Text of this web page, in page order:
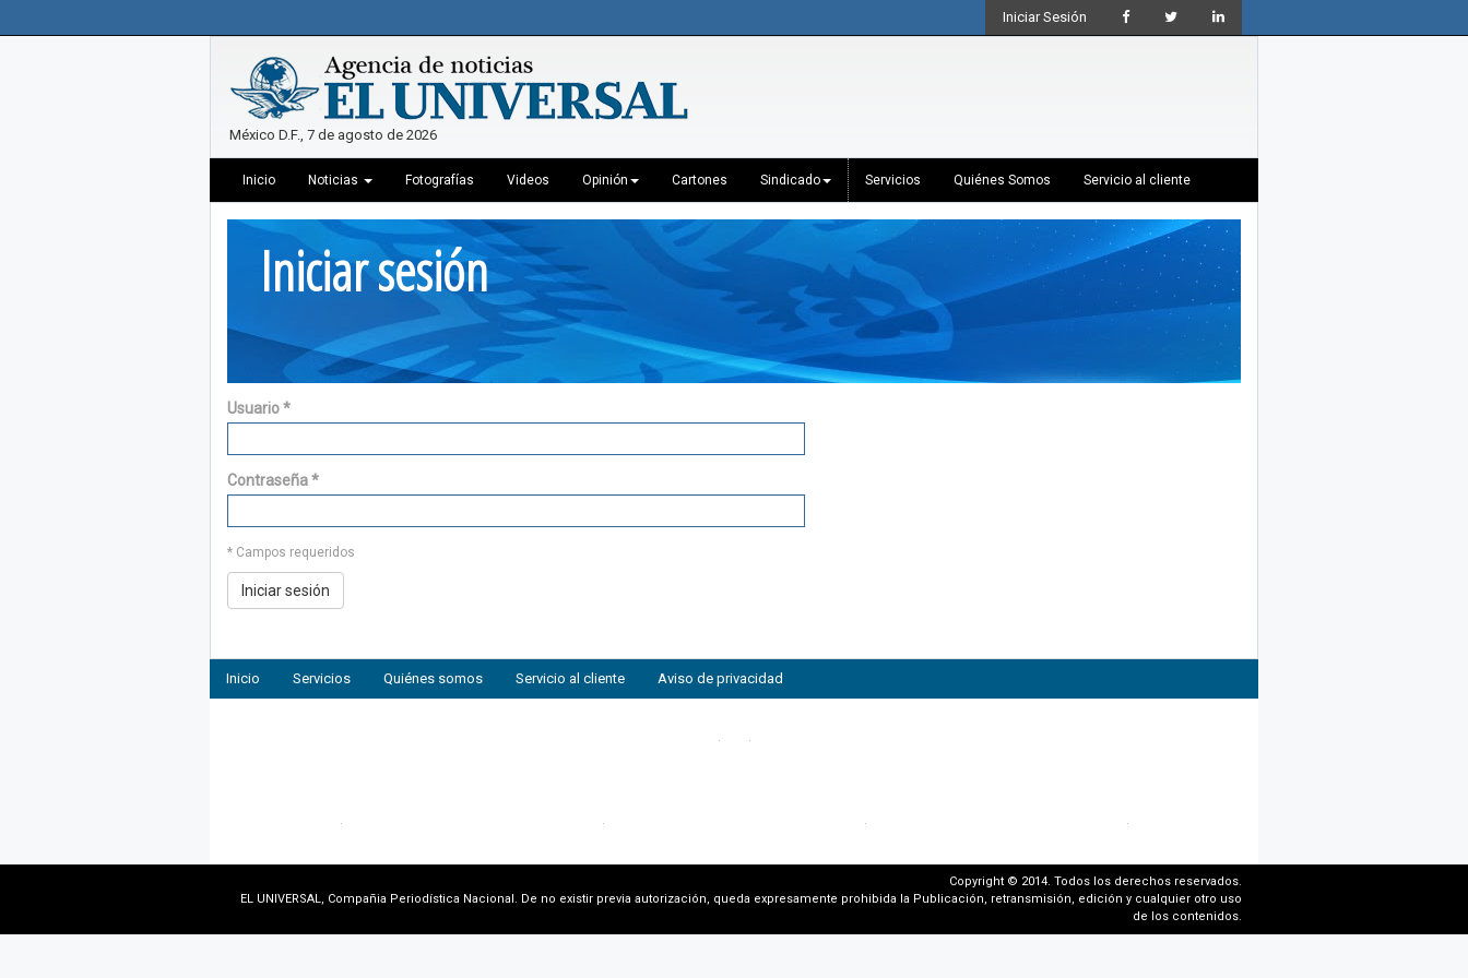
Iniciar Sesión
México D.F., 7 de agosto de 2026
Inicio Noticias Fotografías Videos Opinión Cartones Sindicado Servicios Quiénes Somos Servicio al cliente
Iniciar sesión
Usuario*
Contraseña*
* Campos requeridos
Inicio Servicios Quiénes somos Servicio al cliente Aviso de privacidad
Copyright © 2014. Todos los derechos reservados.
EL UNIVERSAL, Compañia Periodística Nacional. De no existir previa autorización, queda expresamente prohibida la Publicación, retransmisión, edición y cualquier otro uso
de los contenidos.